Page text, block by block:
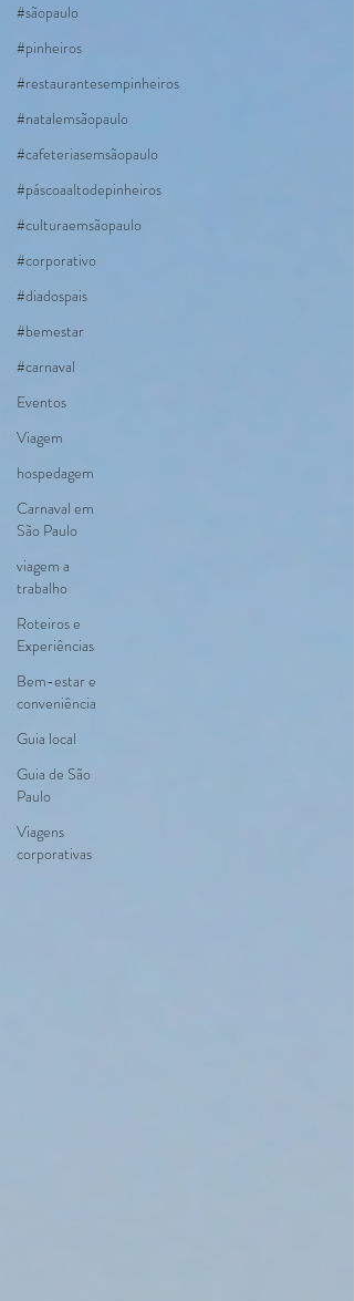
#sãopaulo
#pinheiros
#restaurantesempinheiros
#natalemsãopaulo
#cafeteriasemsãopaulo
#páscoaaltodepinheiros
#culturaemsãopaulo
#corporativo
#diadospais
#bemestar
#carnaval
Eventos
Viagem
hospedagem
Carnaval em
São Paulo
viagem a
trabalho
Roteiros e
Experiências
Bem-estar e
conveniência
Guia local
Guia de São
Paulo
Viagens
corporativas